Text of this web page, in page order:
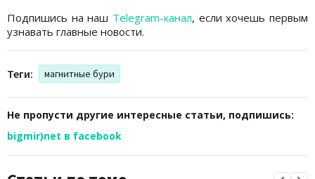
Подпишись на наш Telegram-канал, если хочешь первым
узнавать главные новости.
Теги: магнитные бури
Не пропусти другие интересные статьи, подпишись:
bigmir)net в facebook